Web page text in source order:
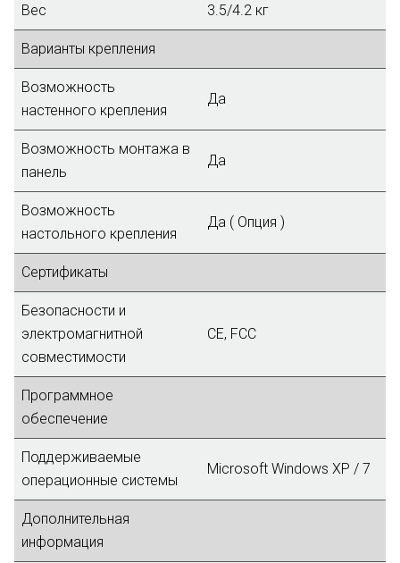
Вес 3.5/4.2 кг
Варианты крепления
Возможность
настенного крепления
Да
Возможность монтажа в
панель
Да
Возможность
настольного крепления
Да ( Опция )
Сертификаты
Безопасности и
электромагнитной
совместимости
CE, FCC
Программное
обеспечение
Поддерживаемые
операционные системы
Microsoft Windows XP / 7
Дополнительная
информация